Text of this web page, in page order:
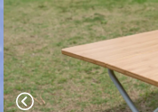
Previous